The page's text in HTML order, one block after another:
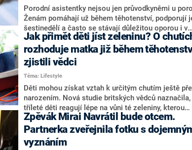
Porodní asistentky nejsou jen průvodkyněmi u
Ženám pomáhají už během těhotenství, podporují
šestinedělí a často se stávají důležitou oporou i v
prvních týdnech po narození dítěte. Odbornice
upozorňují, že právě kontinuální péče může
přispět k psychické pohodě ženy i zdravému startu
dítěte do života. Přesto podle nich stále není
pro všechny maminky automaticky.
Jak přimět děti jíst zeleninu? O
rozhoduje matka již během
zjistili vědci
Téma: Lifestyle
Děti mohou získat vztah k určitým chutím ještě
narozením. Nová studie britských vědců naznačila,
tříleté děti reagují lépe na vůni té zeleniny, kterou
matka jedla během těhotenství. Podle odborníků by
zjištění mohlo pomoci při budování zdravějších
stravovacích návyků.
Zpěvák Mirai Navrátil bude otcem.
Partnerka zveřejnila fotku s
vyznáním